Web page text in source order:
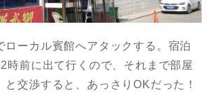
ローカル賓館へアタックする。宿泊
時前に出て行くので、それまで部屋
と交渉すると、あっさりOKだった！